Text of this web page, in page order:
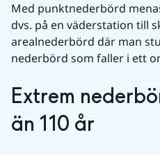
Med punktnederbörd
dvs. på en väderstation till
arealnederbörd där man
nederbörd som faller i ett
Extrem
än 110 år